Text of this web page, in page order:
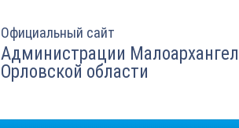
Официальный сайт
Администрации
Орловской области